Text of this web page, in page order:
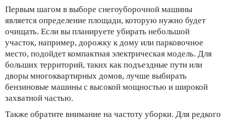
Первым шагом в выборе снегоуборочной машины
является определение площади, которую нужно будет
очищать. Если вы планируете убирать небольшой
участок, например, дорожку к дому или парковочное
место, подойдет компактная электрическая модель. Для
больших территорий, таких как подъездные пути или
дворы многоквартирных домов, лучше выбирать
бензиновые машины с высокой мощностью и широкой
захватной частью.
Также обратите внимание на частоту уборки. Для редкого